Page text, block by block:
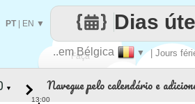
Faça
..em Bélgica ▼ | Jours
Dias
PT| EN ▼
▼ Navegue pelo calendário e
13:00